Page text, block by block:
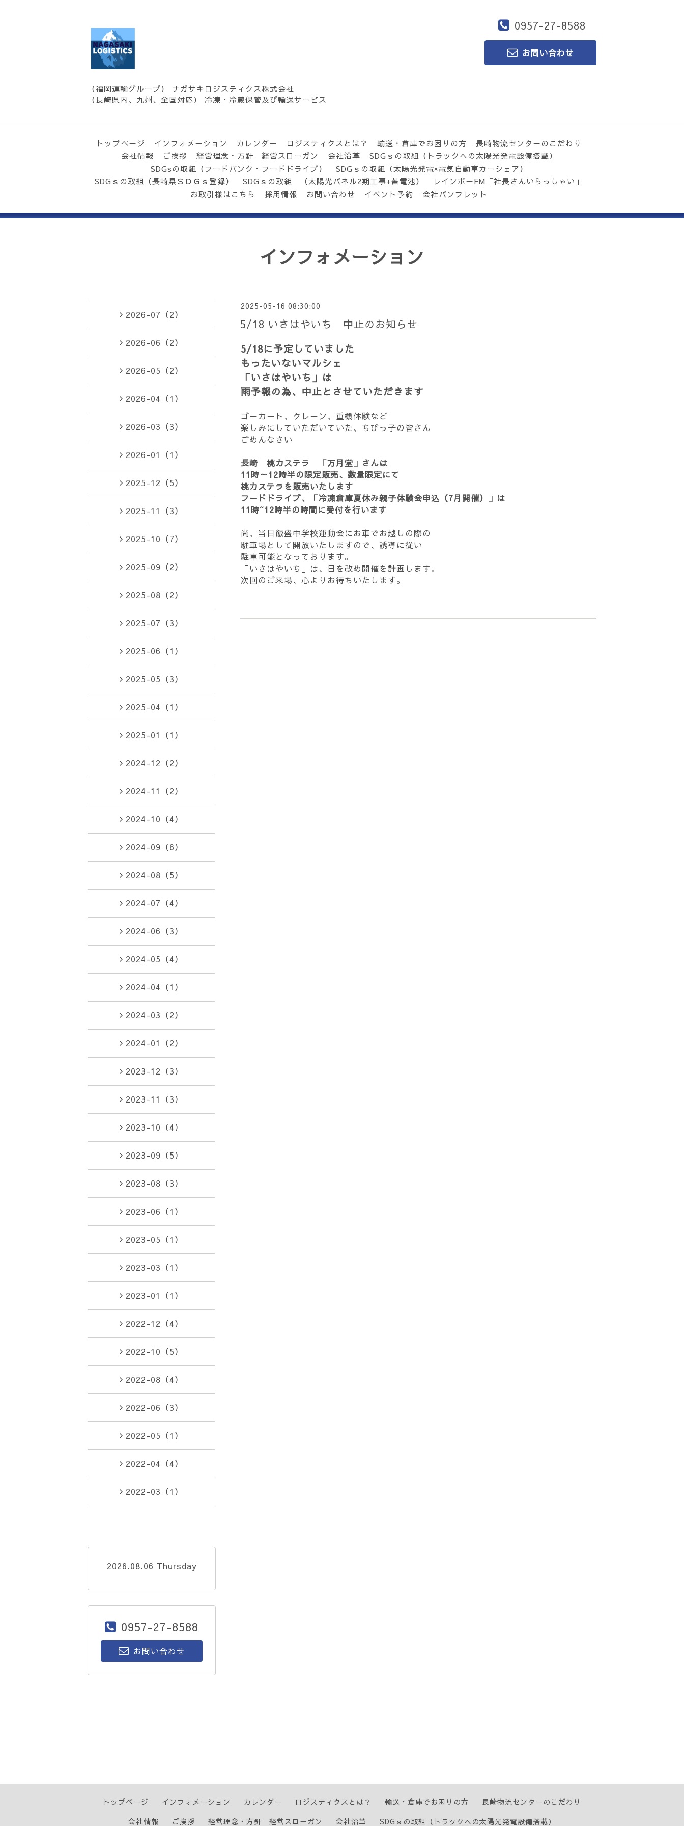
0957-27-8588
お問い合わせ
（福岡運輸グループ） ナガサキロジスティクス株式会社
（長崎県内、九州、全国対応） 冷凍・冷蔵保管及び輸送サービス
トップページ インフォメーション カレンダー ロジスティクスとは？ 輸送・倉庫でお困りの方
長崎物流センターのこだわり
会社情報
ご挨拶 経営理念・方針 経営スローガン 会社沿革
SDGｓの取組（トラックへの太陽光発電設備搭載）
SDGsの取組（フードバンク・フードドライブ）
SDGｓの取組（太陽光発電×電気自動車カーシェア）
SDGｓの取組（長崎県ＳＤＧｓ登録）
SDGｓの取組 （太陽光パネル2期工事+蓄電池）
レインボーFM「社長さんいらっしゃい」
お取引様はこちら
採用情報 お問い合わせ イベント予約 会社パンフレット
インフォメーション
2025-05-16 08:30:00
5/18 いさはやいち 中止のお知らせ
5/18に予定していました
もったいないマルシェ
「いさはやいち」は
雨予報の為、中止とさせていただきます
ゴーカート、クレーン、重機体験など
楽しみにしていただいていた、ちびっ子の皆さん
ごめんなさい
長崎 桃カステラ 「万月堂」さんは
11時～12時半の限定販売、数量限定にて
桃カステラを販売いたします
フードドライブ、「冷凍倉庫夏休み親子体験会申込（7月開催）」は
11時~12時半の時間に受付を行います
尚、当日飯盛中学校運動会にお車でお越しの際の
駐車場として開放いたしますので、誘導に従い
駐車可能となっております。
「いさはやいち」は、日を改め開催を計画します。
次回のご来場、心よりお待ちいたします。
2026-07（2）
2026-06（2）
2026-05（2）
2026-04（1）
2026-03（3）
2026-01（1）
2025-12（5）
2025-11（3）
2025-10（7）
2025-09（2）
2025-08（2）
2025-07（3）
2025-06（1）
2025-05（3）
2025-04（1）
2025-01（1）
2024-12（2）
2024-11（2）
2024-10（4）
2024-09（6）
2024-08（5）
2024-07（4）
2024-06（3）
2024-05（4）
2024-04（1）
2024-03（2）
2024-01（2）
2023-12（3）
2023-11（3）
2023-10（4）
2023-09（5）
2023-08（3）
2023-06（1）
2023-05（1）
2023-03（1）
2023-01（1）
2022-12（4）
2022-10（5）
2022-08（4）
2022-06（3）
2022-05（1）
2022-04（4）
2022-03（1）
2026.08.06 Thursday
0957-27-8588
お問い合わせ
トップページ インフォメーション カレンダー ロジスティクスとは？ 輸送・倉庫でお困りの方
長崎物流センターのこだわり
会社情報
ご挨拶 経営理念・方針 経営スローガン 会社沿革 SDGｓの取組（トラックへの太陽光発電設備搭載）